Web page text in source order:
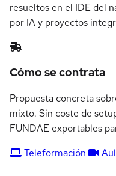
resueltos en el IDE del
por IA y proyectos
Cómo se contrata
Propuesta concreta
mixto. Sin coste de
FUNDAE exportables
Teleformación